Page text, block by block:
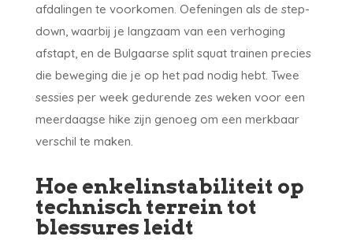
afdalingen te voorkomen. Oefeningen als de step-
down, waarbij je langzaam van een verhoging
afstapt, en de Bulgaarse split squat trainen precies
die beweging die je op het pad nodig hebt. Twee
sessies per week gedurende zes weken voor een
meerdaagse hike zijn genoeg om een merkbaar
verschil te maken.
Hoe enkelinstabiliteit op
technisch terrein tot
blessures leidt